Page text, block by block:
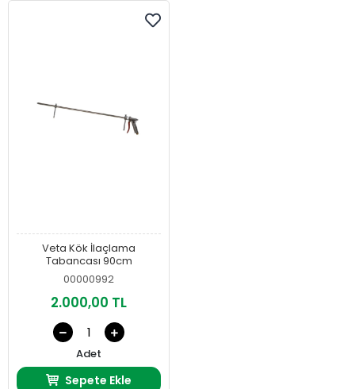
Veta Kök İlaçlama
Tabancası 90cm
00000992
2.000,00 TL
Adet
Sepete Ekle